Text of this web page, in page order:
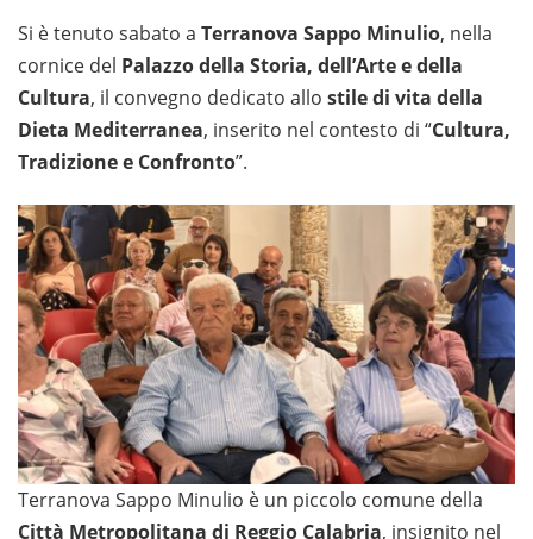
Si è tenuto sabato a Terranova Sappo Minulio, nella
cornice del Palazzo della Storia, dell’Arte e della
Cultura, il convegno dedicato allo stile di vita della
Dieta Mediterranea, inserito nel contesto di “Cultura,
Tradizione e Confronto”.
Terranova Sappo Minulio è un piccolo comune della
Città Metropolitana di Reggio Calabria, insignito nel